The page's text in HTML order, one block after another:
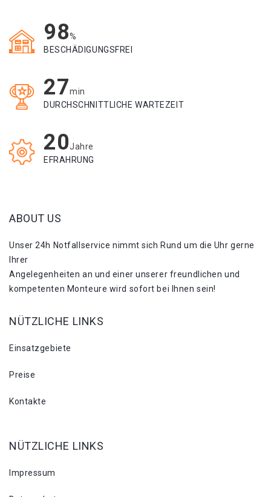
98%
BESCHÄDIGUNGSFREI
27min
DURCHSCHNITTLICHE WARTEZEIT
20Jahre
EFRAHRUNG
ABOUT US
Unser 24h Notfallservice nimmt sich Rund um die Uhr gerne
Ihrer
Angelegenheiten an und einer unserer freundlichen und
kompetenten Monteure wird sofort bei Ihnen sein!
NÜTZLICHE LINKS
Einsatzgebiete
Preise
Kontakte
NÜTZLICHE LINKS
Impressum